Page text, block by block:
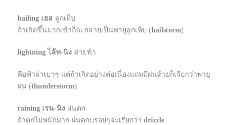
hailing เฮล ลูกเห็บ
ถ้าเกิดขึ้นมากเข้าก็จะกลายเป็นพายุลูกเห็บ (hailstorm)
lightning ไล้ท-นิง สายฟ้า
คือฟ้าผ่าเบาๆ แต่ถ้าเกิดอย่างต่อเนื่องแถมมีฝนด้วยก็เรียกว่าพายุ
ฝน (thunderstorm)
raining เรน-นิง ฝนตก
ถ้าตกไม่หนักมาก ฝนตกปรอยๆจะเรียกว่า drizzle